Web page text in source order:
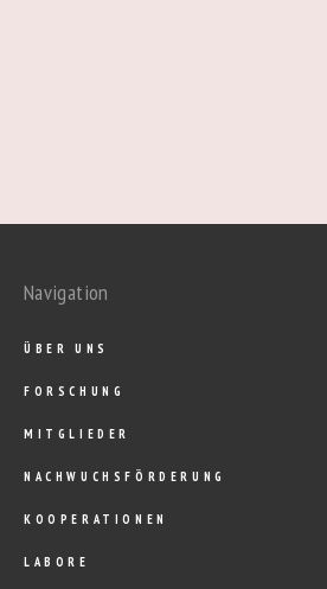
Navigation
ÜBER UNS
FORSCHUNG
MITGLIEDER
NACHWUCHSFÖRDERUNG
KOOPERATIONEN
LABORE